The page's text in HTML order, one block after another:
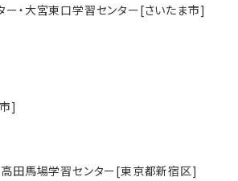
ー・大宮東口学習センター[さいたま市]
]
高田馬場学習センター[東京都新宿区]